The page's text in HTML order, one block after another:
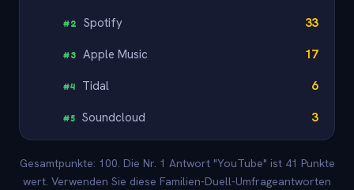
#2 Spotify 33
#3 Apple Music 17
#4 Tidal 6
#5 Soundcloud 3
Gesamtpunkte: 100. Die Nr. 1 Antwort "YouTube" ist 41 Punkte
wert. Verwenden Sie diese Familien-Duell-Umfrageantworten